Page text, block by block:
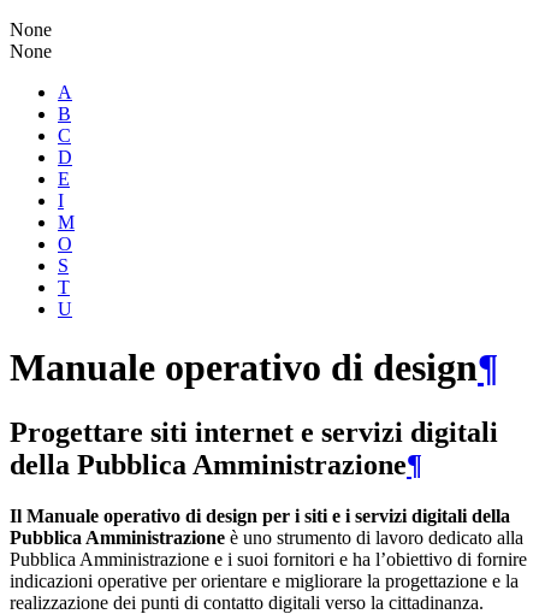
None
None
A
B
C
D
E
I
M
O
S
T
U
Manuale operativo di design¶
Progettare siti internet e servizi digitali
della Pubblica Amministrazione¶
Il Manuale operativo di design per i siti e i servizi digitali della
Pubblica Amministrazione è uno strumento di lavoro dedicato alla
Pubblica Amministrazione e i suoi fornitori e ha l’obiettivo di fornire
indicazioni operative per orientare e migliorare la progettazione e la
realizzazione dei punti di contatto digitali verso la cittadinanza.